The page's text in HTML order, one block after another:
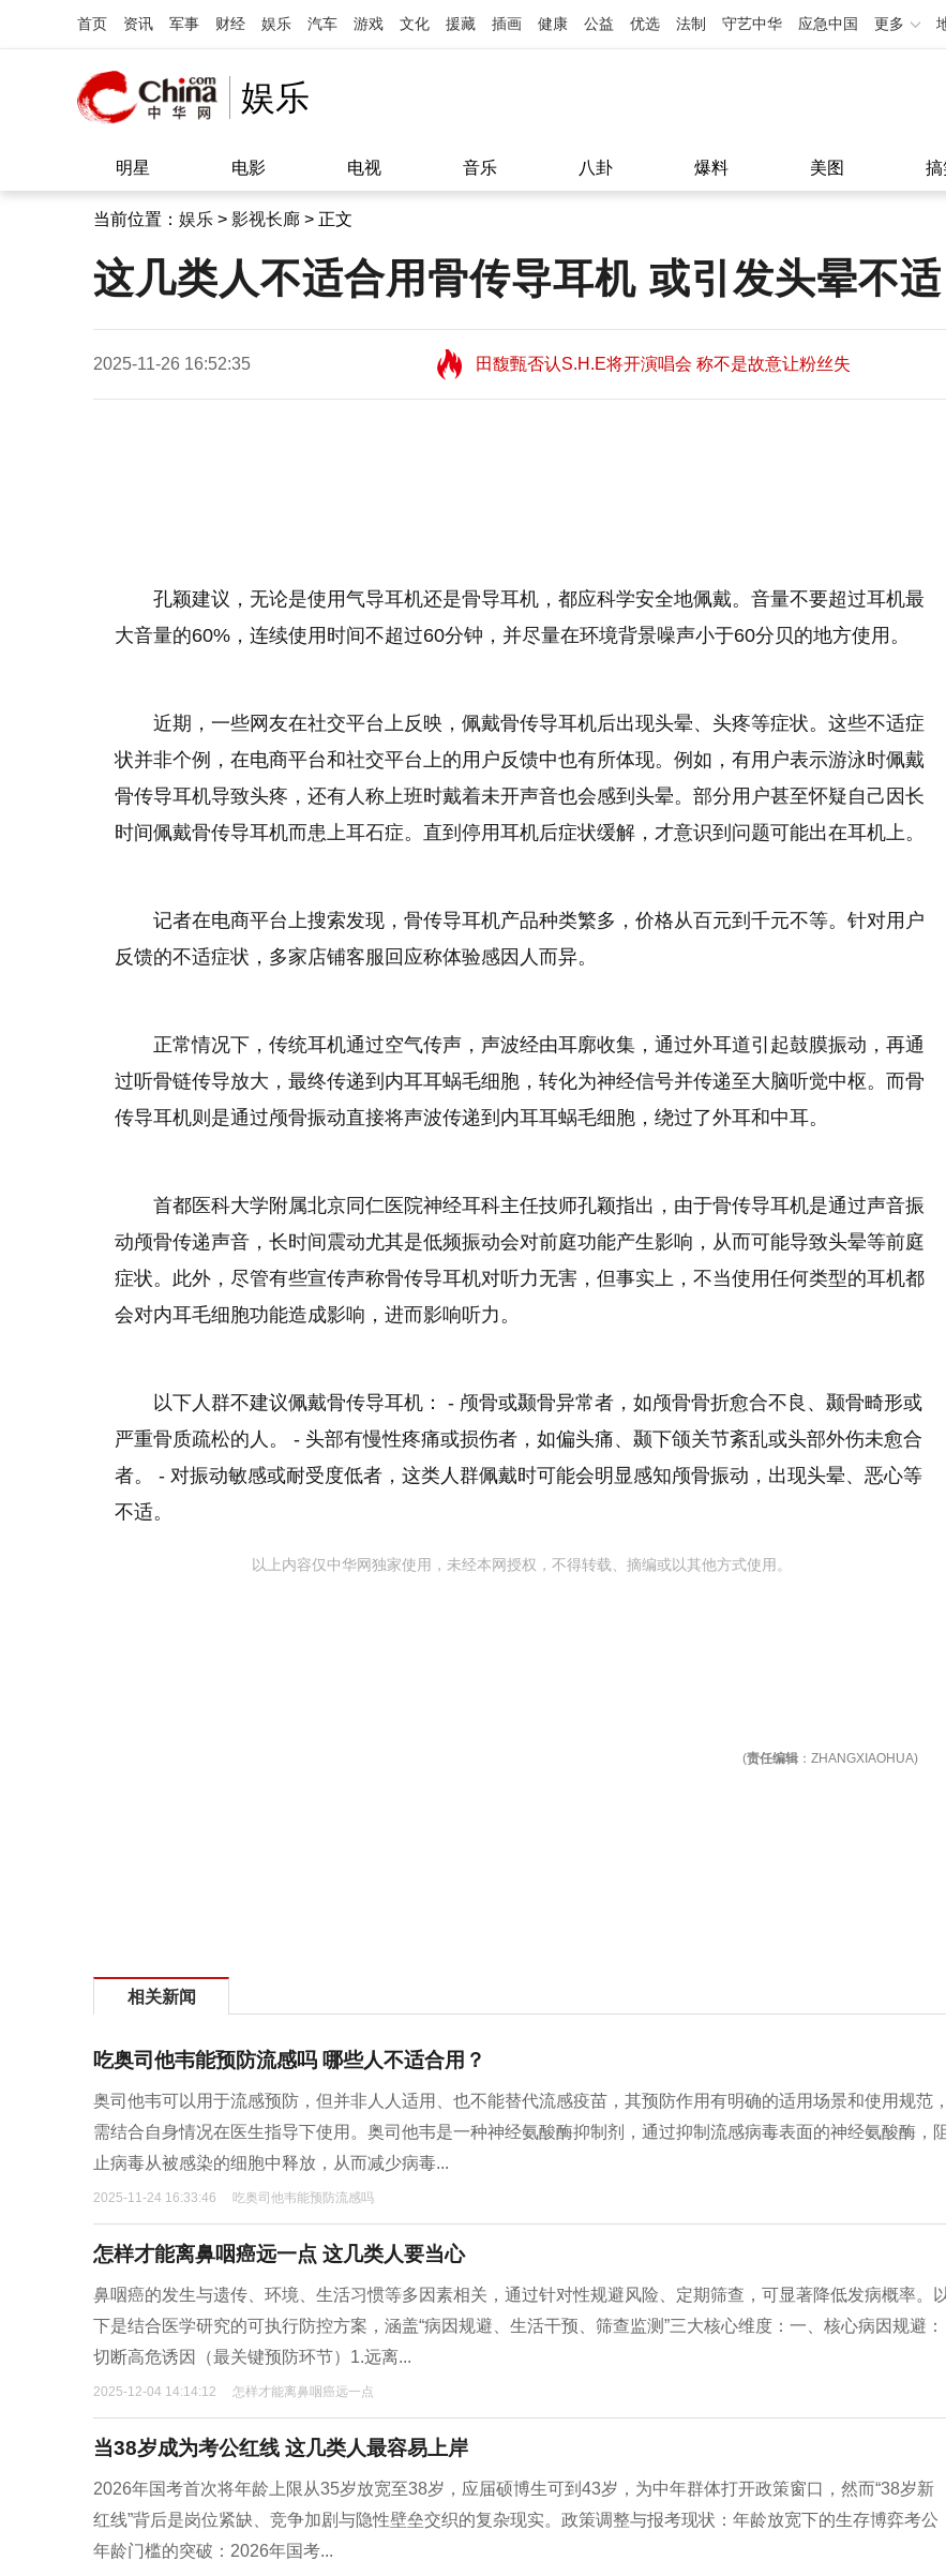
首页 资讯 军事 财经 娱乐 汽车 游戏 文化 援藏 插画 健康 公益 优选 法制 守艺中华 应急中国 更多
娱乐
明星 电影 电视 音乐 八卦 爆料 美图 搞
当前位置： 娱乐 > 影视长廊 > 正文
这几类人不适合用骨传导耳机 或引发头晕不适
2025-11-26 16:52:35
田馥甄否认S.H.E将开演唱会 称不是故意让粉丝失
望11:08
田馥甄否认S.H.E将开演唱会 称不是故意让粉丝失
孔颖建议，无论是使用气导耳机还是骨导耳机，都应科学安全地佩戴。音量不要超过耳机最
大音量的60%，连续使用时间不超过60分钟，并尽量在环境背景噪声小于60分贝的地方使用。
近期，一些网友在社交平台上反映，佩戴骨传导耳机后出现头晕、头疼等症状。这些不适症
状并非个例，在电商平台和社交平台上的用户反馈中也有所体现。例如，有用户表示游泳时佩戴
骨传导耳机导致头疼，还有人称上班时戴着未开声音也会感到头晕。部分用户甚至怀疑自己因长
时间佩戴骨传导耳机而患上耳石症。直到停用耳机后症状缓解，才意识到问题可能出在耳机上。
记者在电商平台上搜索发现，骨传导耳机产品种类繁多，价格从百元到千元不等。针对用户
反馈的不适症状，多家店铺客服回应称体验感因人而异。
正常情况下，传统耳机通过空气传声，声波经由耳廓收集，通过外耳道引起鼓膜振动，再通
过听骨链传导放大，最终传递到内耳耳蜗毛细胞，转化为神经信号并传递至大脑听觉中枢。而骨
传导耳机则是通过颅骨振动直接将声波传递到内耳耳蜗毛细胞，绕过了外耳和中耳。
首都医科大学附属北京同仁医院神经耳科主任技师孔颖指出，由于骨传导耳机是通过声音振
动颅骨传递声音，长时间震动尤其是低频振动会对前庭功能产生影响，从而可能导致头晕等前庭
症状。此外，尽管有些宣传声称骨传导耳机对听力无害，但事实上，不当使用任何类型的耳机都
会对内耳毛细胞功能造成影响，进而影响听力。
以下人群不建议佩戴骨传导耳机： - 颅骨或颞骨异常者，如颅骨骨折愈合不良、颞骨畸形或
严重骨质疏松的人。 - 头部有慢性疼痛或损伤者，如偏头痛、颞下颌关节紊乱或头部外伤未愈合
者。 - 对振动敏感或耐受度低者，这类人群佩戴时可能会明显感知颅骨振动，出现头晕、恶心等
不适。
以上内容仅中华网独家使用，未经本网授权，不得转载、摘编或以其他方式使用。
(责任编辑 ：ZHANGXIAOHUA)
相关新闻
吃奥司他韦能预防流感吗 哪些人不适合用？
奥司他韦可以用于流感预防，但并非人人适用、也不能替代流感疫苗，其预防作用有明确的适用场景和使用规范，
需结合自身情况在医生指导下使用。奥司他韦是一种神经氨酸酶抑制剂，通过抑制流感病毒表面的神经氨酸酶，阻
止病毒从被感染的细胞中释放，从而减少病毒...
2025-11-24 16:33:46 吃奥司他韦能预防流感吗
怎样才能离鼻咽癌远一点 这几类人要当心
鼻咽癌的发生与遗传、环境、生活习惯等多因素相关，通过针对性规避风险、定期筛查，可显著降低发病概率。
下是结合医学研究的可执行防控方案，涵盖“病因规避、生活干预、筛查监测”三大核心维度：一、核心病因规避：
切断高危诱因（最关键预防环节）1.远离...
2025-12-04 14:14:12 怎样才能离鼻咽癌远一点
当38岁成为考公红线 这几类人最容易上岸
2026年国考首次将年龄上限从35岁放宽至38岁，应届硕博生可到43岁，为中年群体打开政策窗口，然而“38岁新
红线”背后是岗位紧缺、竞争加剧与隐性壁垒交织的复杂现实。政策调整与报考现状：年龄放宽下的生存博弈考公
年龄门槛的突破：2026年国考...